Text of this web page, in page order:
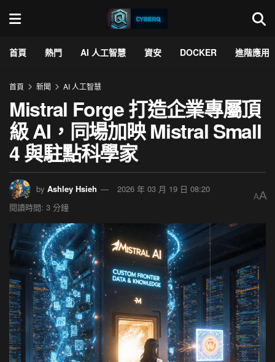
首頁 熱門 AI 人工智慧 資安 DOCKER 進階應用
首頁 新聞 AI 人工智慧
Mistral Forge 打造企業專屬頂
級 AI，同場加映 Mistral Small
4 與駐點科學家
by Ashley Hsieh
2026 年 03 月 19 日 08:20
閱讀時間: 3 分鐘
AA